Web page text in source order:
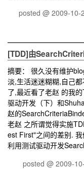
posted @ 2009-10-
[TDD]由
摘要： 很久没有维护
淡,生活迷迷糊糊,自己
了,最近看了老赵 的我
驱动开发（下）和
赵的
老赵 之所谓觉得实施
est First"之间的差别.
利用测试驱动开发
posted @ 2009-